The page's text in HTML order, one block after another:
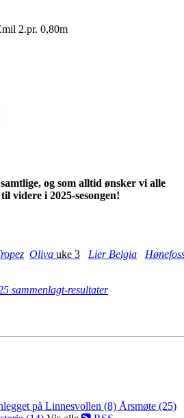
2.pr. 0,80m
og som alltid ønsker vi alle
videre i 2025-sesongen!
Oliva uke 3 Lier Belgia
sammenlagt-resultater
på Linnesvollen (8) Årsmøte (25)